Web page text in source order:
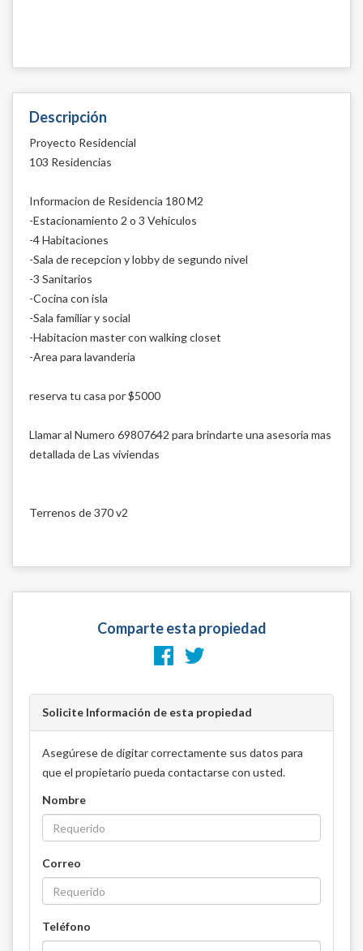
Descripción
Proyecto Residencial
103 Residencias
Informacion de Residencia 180 M2
-Estacionamiento 2 o 3 Vehiculos
-4 Habitaciones
-Sala de recepcion y lobby de segundo nivel
-3 Sanitarios
-Cocina con isla
-Sala familiar y social
-Habitacion master con walking closet
-Area para lavanderia
reserva tu casa por $5000
Llamar al Numero 69807642 para brindarte una asesoria mas
detallada de Las viviendas
Terrenos de 370 v2
Comparte esta propiedad
Solicite Información de esta propiedad
Asegúrese de digitar correctamente sus datos para
que el propietario pueda contactarse con usted.
Nombre
Correo
Teléfono